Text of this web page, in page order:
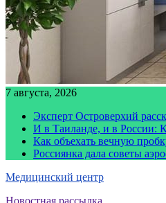
7 августа, 2026
Эксперт Островерхий
И в Таиланде, и в России:
Как объехать вечную
Россиянка дала советы
Медицинский центр
Новостная рассылка